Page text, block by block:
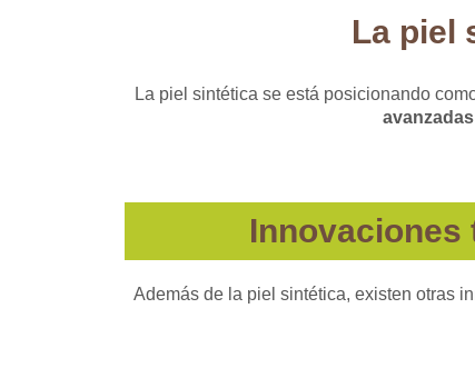
La piel
La piel sintética se está posicionando
Innovaciones
Además de la piel sintética, existen otras